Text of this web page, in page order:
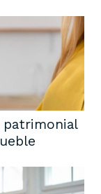
patrimonial